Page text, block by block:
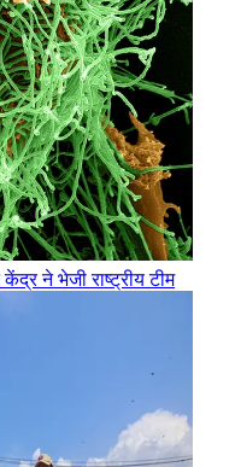
ने भेजी राष्ट्रीय टीम